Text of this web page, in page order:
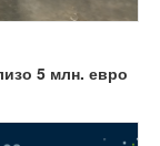
5 млн. евро